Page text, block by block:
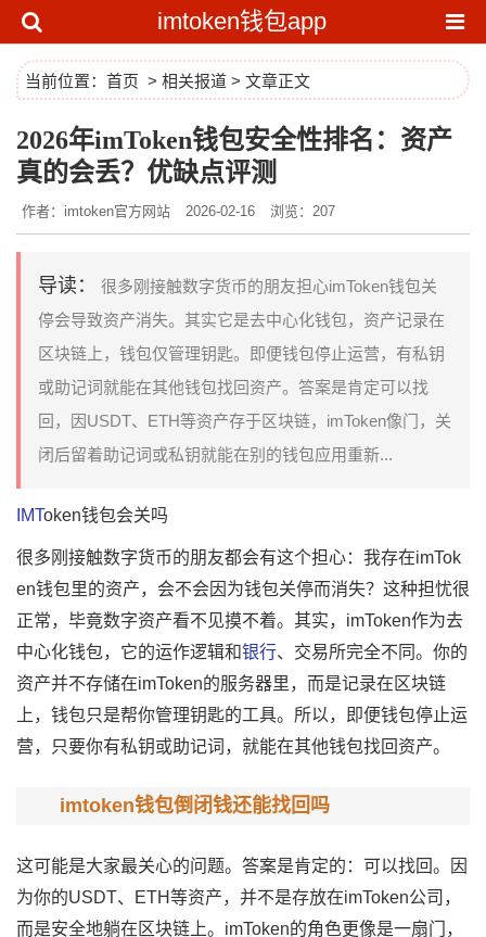
imtoken钱包app
当前位置： 首页 > 相关报道 > 文章正文
2026年imToken钱包安全性排名：资产
真的会丢？优缺点评测
作者：imtoken官方网站 2026-02-16 浏览：207
导读：
很多刚接触数字货币的朋友担心imToken钱包关
停会导致资产消失。其实它是去中心化钱包，资产记录在
区块链上，钱包仅管理钥匙。即便钱包停止运营，有私钥
或助记词就能在其他钱包找回资产。答案是肯定可以找
回，因USDT、ETH等资产存于区块链，imToken像门，关
闭后留着助记词或私钥就能在别的钱包应用重新...
IMToken钱包会关吗
很多刚接触数字货币的朋友都会有这个担心：我存在imTok
en钱包里的资产，会不会因为钱包关停而消失？这种担忧很
正常，毕竟数字资产看不见摸不着。其实，imToken作为去
中心化钱包，它的运作逻辑和银行、交易所完全不同。你的
资产并不存储在imToken的服务器里，而是记录在区块链
上，钱包只是帮你管理钥匙的工具。所以，即便钱包停止运
营，只要你有私钥或助记词 ，就能在其他钱包找回资产。
imtoken钱包倒闭钱还能找回吗
这可能是大家最关心的问题。答案是肯定的：可以找回。因
为你的USDT、ETH等资产，并不是存放在imToken公司，
而是安全地躺在区块链上。imToken的角色更像是一扇门，